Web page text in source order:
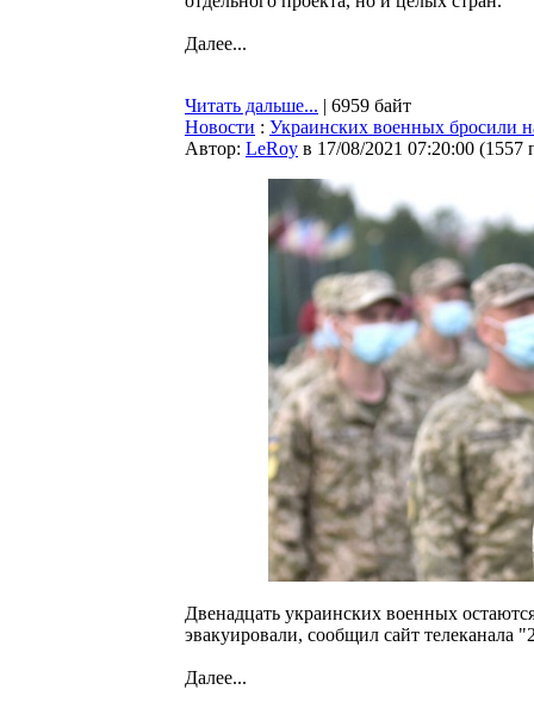
Далее...
Читать дальше... | 6959 байт
Новости : Украинских военных бросили
Автор: LeRoy в 17/08/2021 07:20:00 (1557
Двенадцать украинских военных
эвакуировали, сообщил сайт телеканала
Далее...